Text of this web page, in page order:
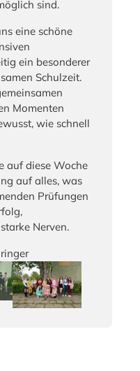
sind.
eine schöne
ein besonderer
Schulzeit.
Momenten
wie schnell
auf diese Woche
auf alles, was
Prüfungen
Nerven.